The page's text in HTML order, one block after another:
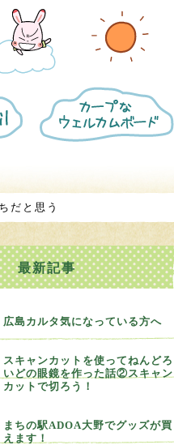
カ
ー
プ
な
カ
ボ
ー
ド
に
つ
だと思う
広島カルタ気になっている方へ
スキャンカットを使ってねんどろ
いどの眼鏡を作った話②スキャン
カットで切ろう！
まちの駅ADOA大野でグッズが買
えます！